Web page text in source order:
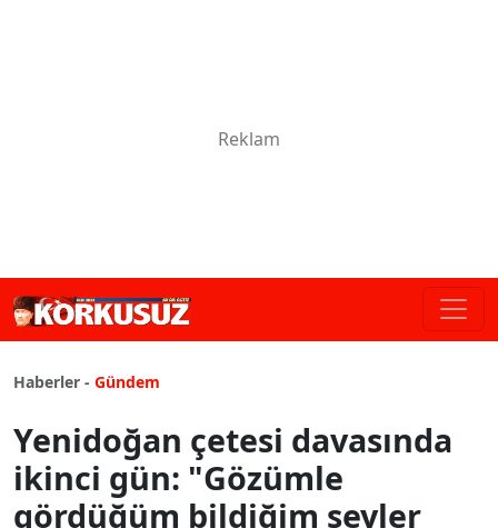
Haberler - Gündem
Yenidoğan çetesi davasında
ikinci gün: "Gözümle
gördüğüm bildiğim şeyler